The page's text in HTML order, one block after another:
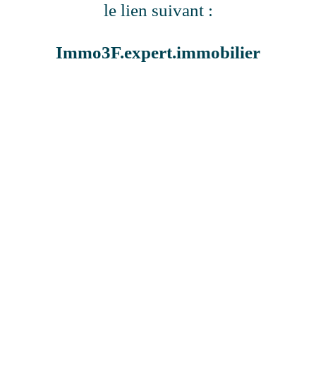
le lien suivant :
Immo3F.expert.immobilier